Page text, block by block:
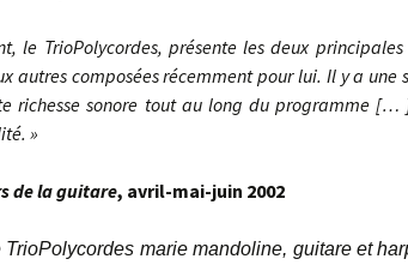
le TrioPolycordes, présente les deux
autres composées récemment pour lui. Il y a une
richesse sonore tout au long du programme […
»
de la guitare, avril-mai-juin 2002
marie mandoline, guitare et